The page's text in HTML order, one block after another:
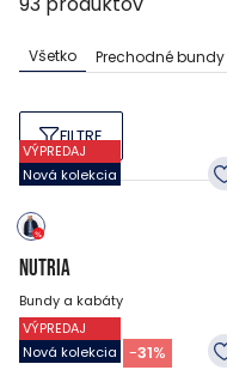
Všetko Prechodné bundy
FILTRE
VÝPREDAJ
Nová kolekcia
NUTRIA
Bundy a kabáty
84.95EUR
58.95EUR -31%
VÝPREDAJ
Nová kolekcia